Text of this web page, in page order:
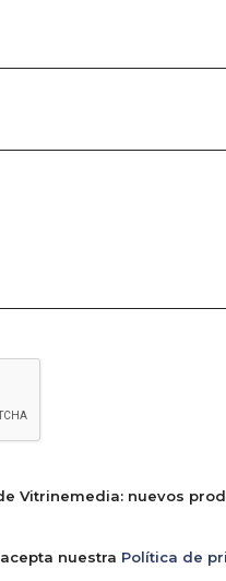
Vitrinemedia: nuevos
nuestra Política de